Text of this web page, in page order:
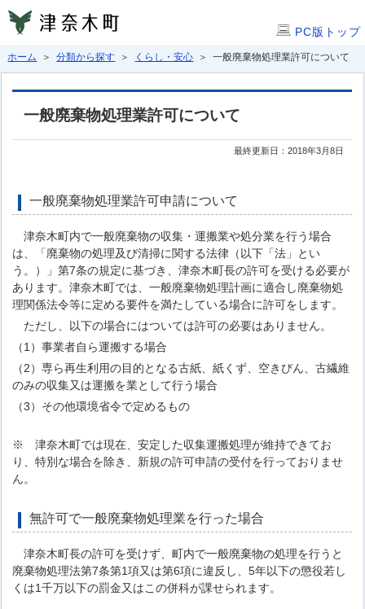
PC版トップ
ホーム ＞分類から探す ＞ くらし・安心 ＞ 一般廃棄物処理業許可について
一般廃棄物処理業許可について
最終更新日：2018年3月8日
一般廃棄物処理業許可申請について
津奈木町内で一般廃棄物の収集・運搬業や処分業を行う場合
は、「廃棄物の処理及び清掃に関する法律（以下「法」とい
う。）」第7条の規定に基づき、津奈木町長の許可を受ける必要が
あります。津奈木町では、一般廃棄物処理計画に適合し廃棄物処
理関係法令等に定める要件を満たしている場合に許可をします。
ただし、以下の場合にはついては許可の必要はありません。
（1）事業者自ら運搬する場合
（2）専ら再生利用の目的となる古紙、紙くず、空きびん、古繊維
のみの収集又は運搬を業として行う場合
（3）その他環境省令で定めるもの
※ 津奈木町では現在、安定した収集運搬処理が維持できてお
り、特別な場合を除き、新規の許可申請の受付を行っておりませ
ん。
無許可で一般廃棄物処理業を行った場合
津奈木町長の許可を受けず、町内で一般廃棄物の処理を行うと
廃棄物処理法第7条第1項又は第6項に違反し、5年以下の懲役若し
くは1千万以下の罰金又はこの併科が課せられます。